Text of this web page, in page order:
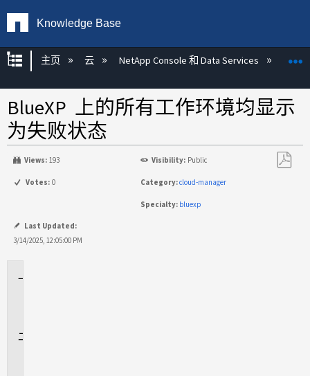
Knowledge Base
扩展/隐缩全局层次
主页 云 NetApp Console 和 Data Services
BlueXP 上的所有工作环境均显示
为失败状态
Views: 193 Visibility: Public
Votes: 0 Category:cloud-manager
Specialty: bluexp
Last Updated:
3/14/2025, 12:05:00 PM